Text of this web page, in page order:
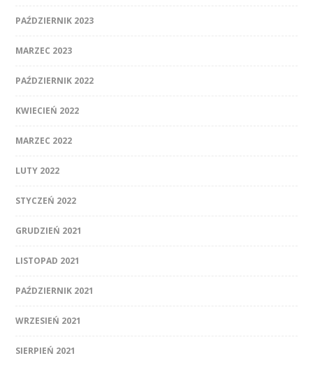
PAŹDZIERNIK 2023
MARZEC 2023
PAŹDZIERNIK 2022
KWIECIEŃ 2022
MARZEC 2022
LUTY 2022
STYCZEŃ 2022
GRUDZIEŃ 2021
LISTOPAD 2021
PAŹDZIERNIK 2021
WRZESIEŃ 2021
SIERPIEŃ 2021